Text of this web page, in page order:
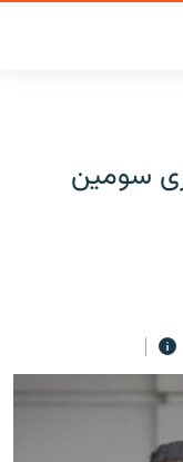
سومین